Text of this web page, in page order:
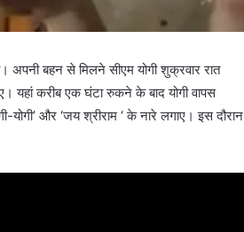
अपनी बहन से मिलने सीएम योगी शुक्रवार रात
यहां करीब एक घंटा रुकने के बाद योगी वापस
और ‘जय श्रीराम ‘ के नारे लगाए। इस दौरान